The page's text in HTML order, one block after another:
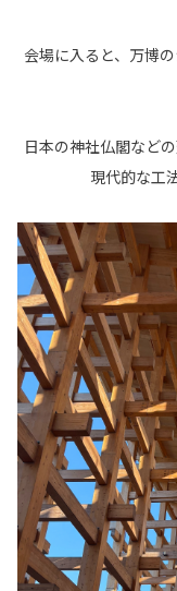
会場に入ると、万博
日本の神社仏閣など
現代的な工